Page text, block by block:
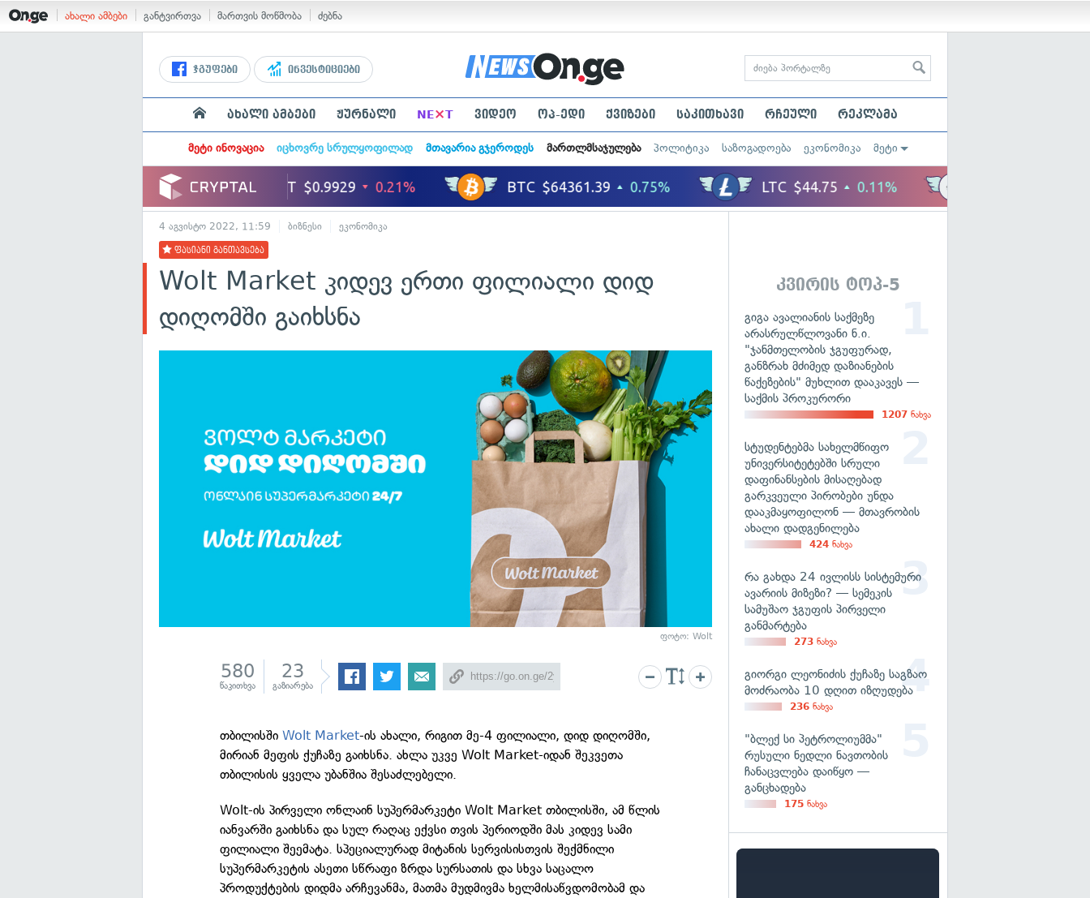
ახალი ამბები განტვირთვა მართვის მოწმობა ძებნა
ჯგუფები ინვესტიციები
ახალი ამბები ჟურნალი NE×T ვიდეო ოპ-ედი ქვიზები საკითხავი რჩეული რეკლამა
მეტი ინოვაცია იცხოვრე სრულყოფილად მთავარია გჯეროდეს მართლმსაჯულება პოლიტიკა საზოგადოება ეკონომიკა მეტი
4 აგვისტო 2022, 11:59 ბიზნესი ეკონომიკა
ფასიანი განთავსება
Wolt Market კიდევ ერთი ფილიალი დიდ
დიღომში გაიხსნა
ფოტო: Wolt
580
წაკითხვა
23
გაზიარება
თბილისშიWolt Market-ის ახალი, რიგით მე-4 ფილიალი, დიდ დიღომში,
მირიან მეფის ქუჩაზე გაიხსნა. ახლა უკვე Wolt Market-იდან შეკვეთა
თბილისის ყველა უბანშია შესაძლებელი.
Wolt-ის პირველი ონლაინ სუპერმარკეტი Wolt Market თბილისში, ამ წლის
იანვარში გაიხსნა და სულ რაღაც ექვსი თვის პერიოდში მას კიდევ სამი
ფილიალი შეემატა. სპეციალურად მიტანის სერვისისთვის შექმნილი
სუპერმარკეტის ასეთი სწრაფი ზრდა სურსათის და სხვა საცალო
პროდუქტების დიდმა არჩევანმა, მათმა მუდმივმა ხელმისაწვდომობამ და
კვირის ტოპ-5
გიგა ავალიანის საქმეზე
არასრულწლოვანი ნ.ი.
"ჯანმთელობის ჯგუფურად,
განზრახ მძიმედ დაზიანების
წაქეზების" მუხლით დააკავეს —
საქმის პროკურორი
1207 ნახვა
სტუდენტებმა სახელმწიფო
უნივერსიტეტებში სრული
დაფინანსების მისაღებად
გარკვეული პირობები უნდა
დააკმაყოფილონ — მთავრობის
ახალი დადგენილება
424 ნახვა
რა გახდა 24 ივლისს სისტემური
ავარიის მიზეზი? — სემეკის
სამუშაო ჯგუფის პირველი
განმარტება
273 ნახვა
გიორგი ლეონიძის ქუჩაზე საგზაო
მოძრაობა 10 დღით იზღუდება
236 ნახვა
"ბლექ სი პეტროლიუმმა"
რუსული ნედლი ნავთობის
ჩანაცვლება დაიწყო —
განცხადება
175 ნახვა